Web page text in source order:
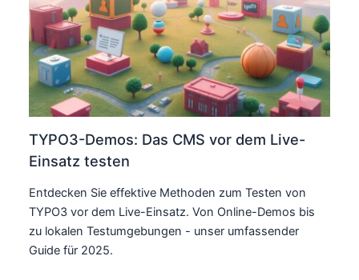
TYPO3-Demos: Das CMS vor dem Live-
Einsatz testen
Entdecken Sie effektive Methoden zum Testen von
TYPO3 vor dem Live-Einsatz. Von Online-Demos bis
zu lokalen Testumgebungen - unser umfassender
Guide für 2025.